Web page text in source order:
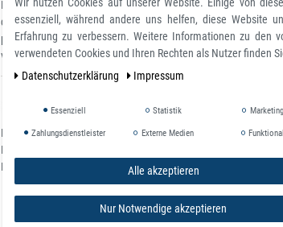
Millimeter. Die meisten Produkte lassen sich mit
die Folien mit non-permanenten Markern beliebig oft
permanente Stifte zur einmaligen Beschriftung verwenden
verschiedenen Farben verfügbar.
Magnetfolie besteht aus einer magnetisierten und einer nicht
Polabstand unterschiedlich und ist so für verschiedene
Eigenschaften beachten:
Roh (nicht bearbeitet, beidseitig braun)
essenziell, während andere uns helfen, diese Website
Erfahrung zu verbessern. Weitere Informationen zu den
verwendeten Cookies und Ihren Rechten als Nutzer finden
Daten­schutz­erklärung
Impressum
Essenziell Statistik Marketing
Zahlungsdienstleister Externe Medien Funktional
Alle akzeptieren
Nur Notwendige akzeptieren